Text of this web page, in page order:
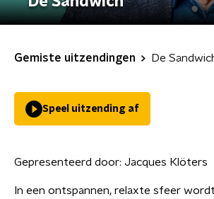
Gemiste uitzendingen De
Speel uitzending af
Gepresenteerd door: Jacques Klöters
In een ontspannen, relaxte sfeer